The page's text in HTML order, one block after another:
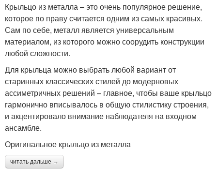
Крыльцо из металла – это очень популярное решение,
которое по праву считается одним из самых красивых.
Сам по себе, металл является универсальным
материалом, из которого можно соорудить конструкции
любой сложности.
Для крыльца можно выбрать любой вариант от
старинных классических стилей до модерновых
ассиметричных решений – главное, чтобы ваше крыльцо
гармонично вписывалось в общую стилистику строения,
и акцентировало внимание наблюдателя на входном
ансамбле.
Оригинальное крыльцо из металла
читать дальше →